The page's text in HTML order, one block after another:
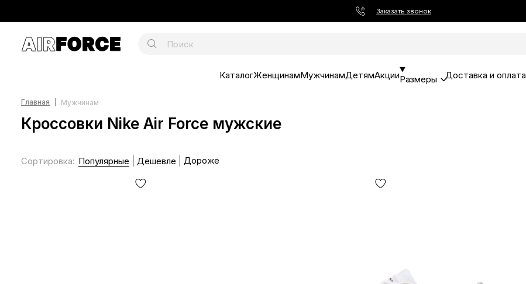
Заказать звонок
КаталогЖенщинамМужчинамДетямАкцииРазмеры Доставка и оплата
Главная Мужчинам
Кроссовки Nike Air Force мужские
Сортировка: Популярные Дешевле Дороже